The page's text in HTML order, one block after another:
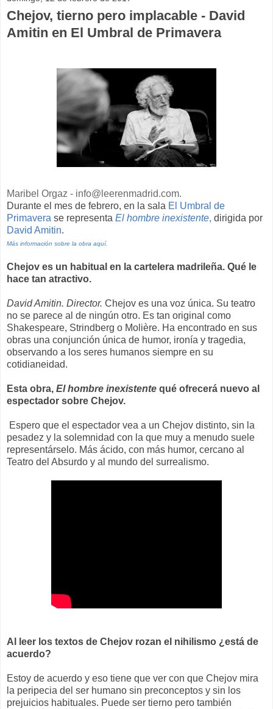
Chejov, tierno pero implacable - David
Amitin en El Umbral de Primavera
Maribel Orgaz - info@leerenmadrid.com.
Durante el mes de febrero, en la sala El Umbral de
Primavera se representa El hombre inexistente, dirigida por
David Amitin.
Más información sobre la obra aquí.
Chejov es un habitual en la cartelera madrileña. Qué le
hace tan atractivo.
David Amitin. Director. Chejov es una voz única. Su teatro
no se parece al de ningún otro. Es tan original como
Shakespeare, Strindberg o Molière. Ha encontrado en sus
obras una conjunción única de humor, ironía y tragedia,
observando a los seres humanos siempre en su
cotidianeidad.
Esta obra, El hombre inexistente qué ofrecerá nuevo al
espectador sobre Chejov.
Espero que el espectador vea a un Chejov distinto, sin la
pesadez y la solemnidad con la que muy a menudo suele
representárselo. Más ácido, con más humor, cercano al
Teatro del Absurdo y al mundo del surrealismo.
Al leer los textos de Chejov rozan el nihilismo ¿está de
acuerdo?
Estoy de acuerdo y eso tiene que ver con que Chejov mira
la peripecia del ser humano sin preconceptos y sin los
prejuicios habituales. Puede ser tierno pero también